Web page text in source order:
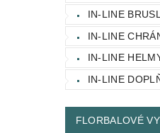
IN-LINE
IN-LINE
IN-LINE
IN-LINE
FLORBALOVÉ